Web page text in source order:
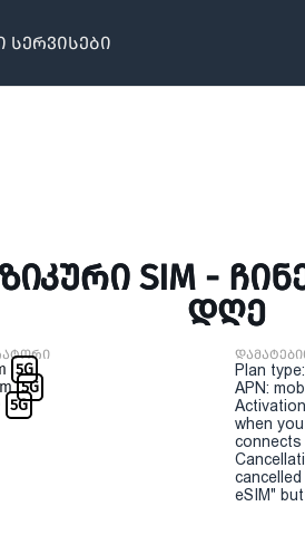
სერვისები
SIM -
ᲓᲦᲔ
5G
5G
5G
Plan
APN:
when
connects
eSIM"